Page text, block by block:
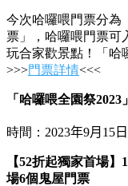
今次哈囉喂門票分為
票」，哈囉喂門票可
玩合家歡景點！「哈
>>>門票詳情<<<
「哈囉喂全園祭2023」
時間：2023年9月 15
【52折起獨家首場
場6個鬼屋門票